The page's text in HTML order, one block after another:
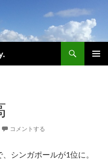
コメントする
シンガポールが1位に。